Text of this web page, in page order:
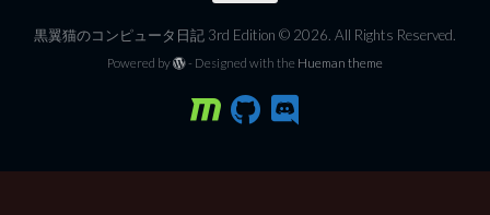
黒翼猫のコンピュータ日記 3rd Edition © 2026. All Rights Reserved.
Powered by - Designed with the Hueman theme